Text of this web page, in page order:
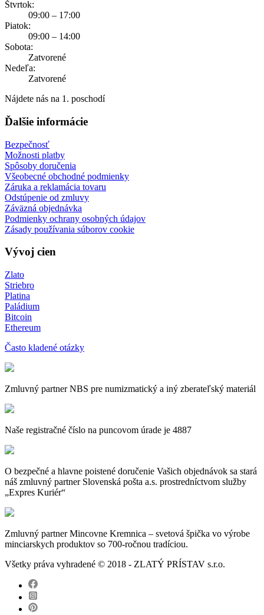
Štvrtok:
09:00 – 17:00
Piatok:
09:00 – 14:00
Sobota:
Zatvorené
Nedeľa:
Zatvorené
Nájdete nás na 1. poschodí
Ďalšie informácie
Bezpečnosť
Možnosti platby
Spôsoby doručenia
Všeobecné obchodné podmienky
Záruka a reklamácia tovaru
Odstúpenie od zmluvy
Záväzná objednávka
Podmienky ochrany osobných údajov
Zásady používania súborov cookie
Vývoj cien
Zlato
Striebro
Platina
Paládium
Bitcoin
Ethereum
Často kladené otázky
Zmluvný partner NBS pre numizmatický a iný zberateľský materiál
Naše registračné číslo na puncovom úrade je 4887
O bezpečné a hlavne poistené doručenie Vašich objednávok sa stará
náš zmluvný partner Slovenská pošta a.s. prostredníctvom služby
„Expres Kuriér“
Zmluvný partner Mincovne Kremnica – svetová špička vo výrobe
minciarskych produktov so 700-ročnou tradíciou.
Všetky práva vyhradené © 2018 - ZLATÝ PRÍSTAV s.r.o.